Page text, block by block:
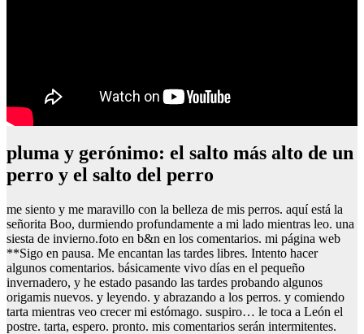
pluma y gerónimo: el salto más alto de un
perro y el salto del perro
me siento y me maravillo con la belleza de mis perros. aquí está la
señorita Boo, durmiendo profundamente a mi lado mientras leo. una
siesta de invierno.foto en b&n en los comentarios. mi página web
**Sigo en pausa. Me encantan las tardes libres. Intento hacer
algunos comentarios. básicamente vivo días en el pequeño
invernadero, y he estado pasando las tardes probando algunos
origamis nuevos. y leyendo. y abrazando a los perros. y comiendo
tarta mientras veo crecer mi estómago. suspiro… le toca a León el
postre. tarta, espero. pronto. mis comentarios serán intermitentes.